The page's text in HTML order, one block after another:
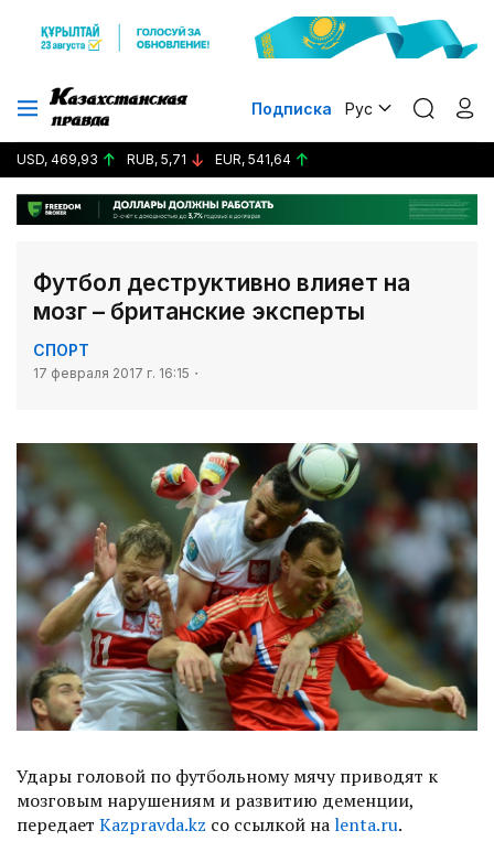
Подписка Рус
USD, 469,93 RUB, 5,71 EUR, 541,64
Футбол деструктивно влияет на
мозг – британские эксперты
СПОРТ
17 февраля 2017 г. 16:15
Удары головой по футбольному мячу приводят к
мозговым нарушениям и развитию деменции,
передает Kazpravda.kz со ссылкой наlenta.ru.